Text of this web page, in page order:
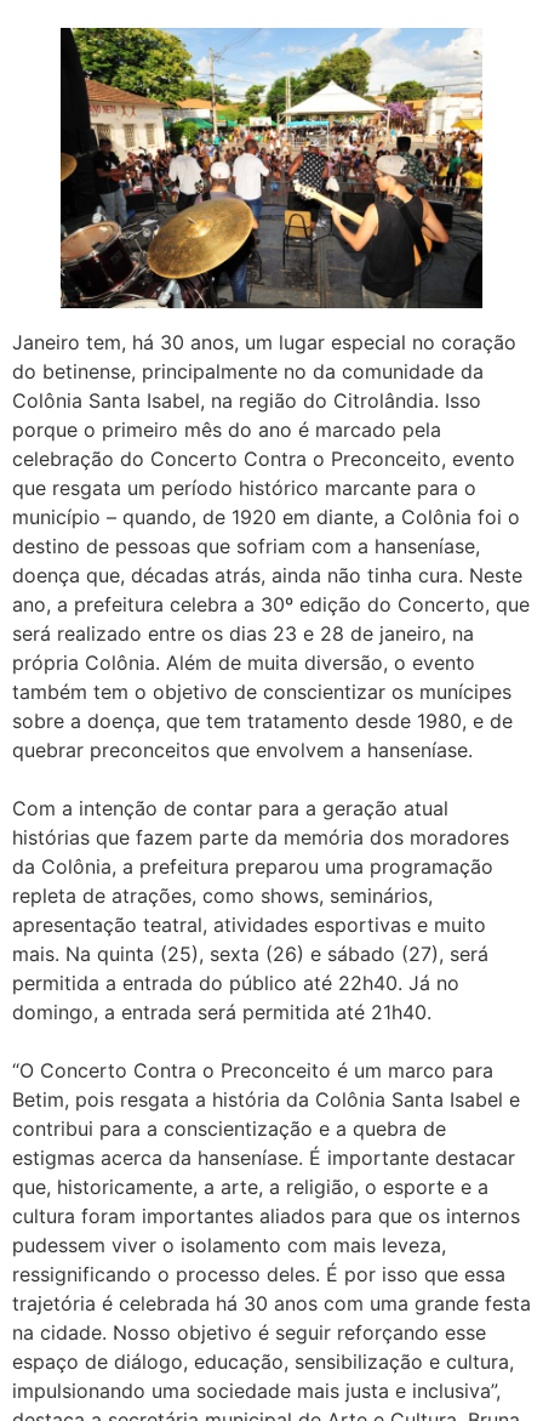
Janeiro tem, há 30 anos, um lugar especial no coração
do betinense, principalmente no da comunidade da
Colônia Santa Isabel, na região do Citrolândia. Isso
porque o primeiro mês do ano é marcado pela
celebração do Concerto Contra o Preconceito, evento
que resgata um período histórico marcante para o
município – quando, de 1920 em diante, a Colônia foi o
destino de pessoas que sofriam com a hanseníase,
doença que, décadas atrás, ainda não tinha cura. Neste
ano, a prefeitura celebra a 30º edição do Concerto, que
será realizado entre os dias 23 e 28 de janeiro, na
própria Colônia. Além de muita diversão, o evento
também tem o objetivo de conscientizar os munícipes
sobre a doença, que tem tratamento desde 1980, e de
quebrar preconceitos que envolvem a hanseníase.
Com a intenção de contar para a geração atual
histórias que fazem parte da memória dos moradores
da Colônia, a prefeitura preparou uma programação
repleta de atrações, como shows, seminários,
apresentação teatral, atividades esportivas e muito
mais. Na quinta (25), sexta (26) e sábado (27), será
permitida a entrada do público até 22h40. Já no
domingo, a entrada será permitida até 21h40.
“O Concerto Contra o Preconceito é um marco para
Betim, pois resgata a história da Colônia Santa Isabel e
contribui para a conscientização e a quebra de
estigmas acerca da hanseníase. É importante destacar
que, historicamente, a arte, a religião, o esporte e a
cultura foram importantes aliados para que os internos
pudessem viver o isolamento com mais leveza,
ressignificando o processo deles. É por isso que essa
trajetória é celebrada há 30 anos com uma grande festa
na cidade. Nosso objetivo é seguir reforçando esse
espaço de diálogo, educação, sensibilização e cultura,
impulsionando uma sociedade mais justa e inclusiva”,